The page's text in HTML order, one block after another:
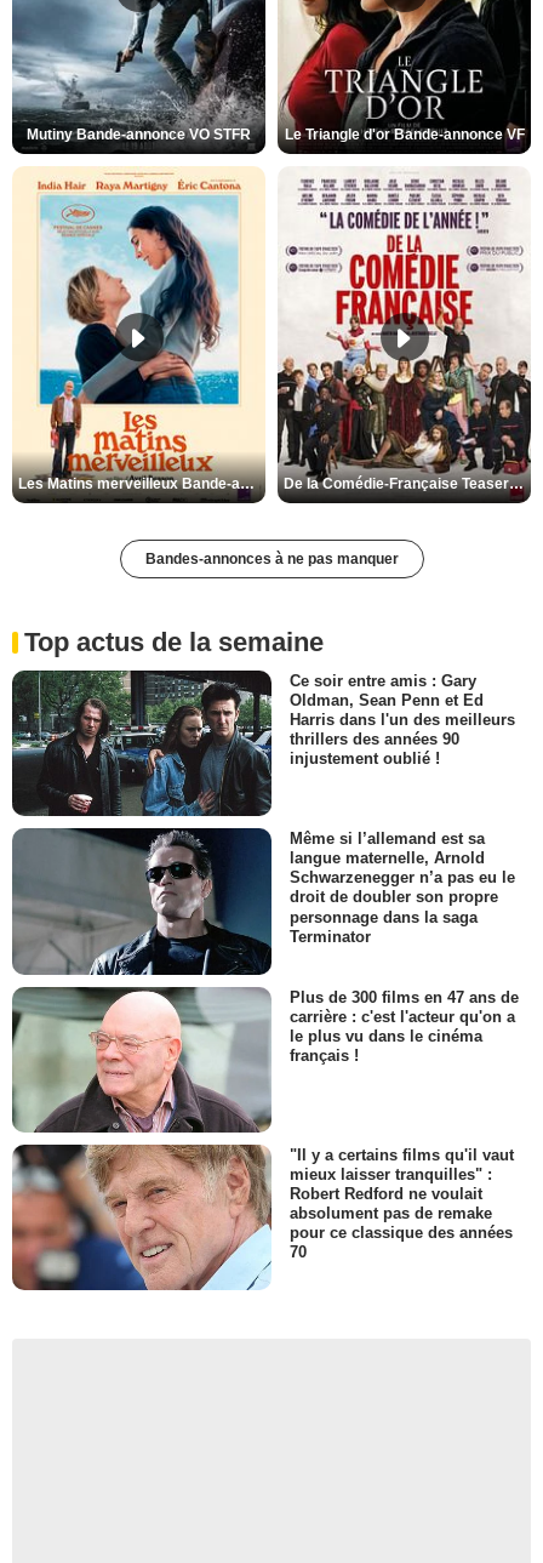
Mutiny Bande-annonce VO STFR Le Triangle d'or Bande-annonce VF
Les Matins merveilleux Bande-annonce VF De la Comédie-Française Teaser VF
Bandes-annonces à ne pas manquer
Top actus de la semaine
Ce soir entre amis : Gary
Oldman, Sean Penn et Ed
Harris dans l'un des meilleurs
thrillers des années 90
injustement oublié !
Même si l’allemand est sa
langue maternelle, Arnold
Schwarzenegger n’a pas eu le
droit de doubler son propre
personnage dans la saga
Terminator
Plus de 300 films en 47 ans de
carrière : c'est l'acteur qu'on a
le plus vu dans le cinéma
français !
"Il y a certains films qu'il vaut
mieux laisser tranquilles" :
Robert Redford ne voulait
absolument pas de remake
pour ce classique des années
70